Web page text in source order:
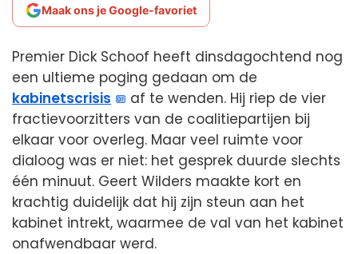
Maak ons je Google-favoriet
Premier Dick Schoof heeft dinsdagochtend nog
een ultieme poging gedaan om de
kabinetscrisis
af te wenden. Hij riep de vier
fractievoorzitters van de coalitiepartijen bij
elkaar voor overleg. Maar veel ruimte voor
dialoog was er niet: het gesprek duurde slechts
één minuut. Geert Wilders maakte kort en
krachtig duidelijk dat hij zijn steun aan het
kabinet intrekt, waarmee de val van het kabinet
onafwendbaar werd.